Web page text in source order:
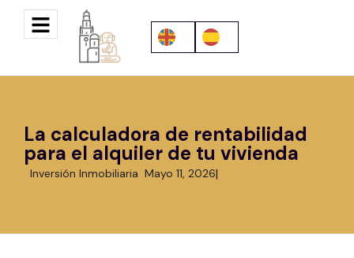
La calculadora de rentabilidad
para el alquiler de tu vivienda
Inversión Inmobiliaria Mayo 11, 2026